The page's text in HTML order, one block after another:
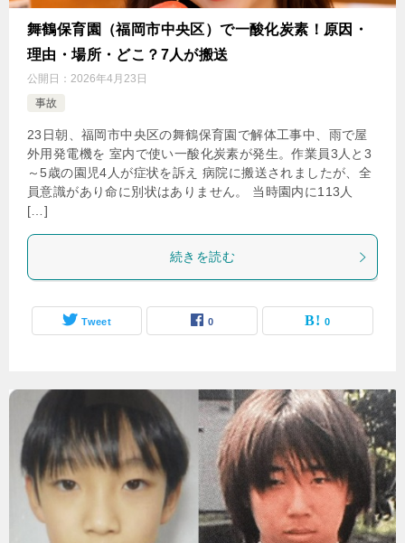
舞鶴保育園（福岡市中央区）で一酸化炭素！原因・
理由・場所・どこ？7人が搬送
公開日： 2026年4月23日
事故
23日朝、福岡市中央区の舞鶴保育園で解体工事中、雨で屋
外用発電機を 室内で使い一酸化炭素が発生。作業員3人と3
～5歳の園児4人が症状を訴え 病院に搬送されましたが、全
員意識があり命に別状はありません。 当時園内に113人
[…]
続きを読む
Tweet 0 0